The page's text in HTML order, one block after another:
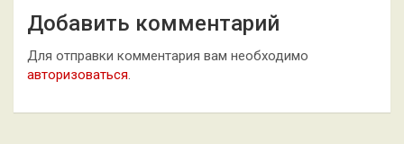
Добавить комментарий
Для отправки комментария вам необходимо
авторизоваться.